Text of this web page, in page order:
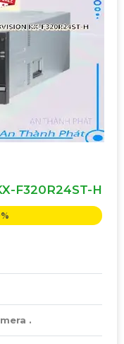
F320R24ST-H
.